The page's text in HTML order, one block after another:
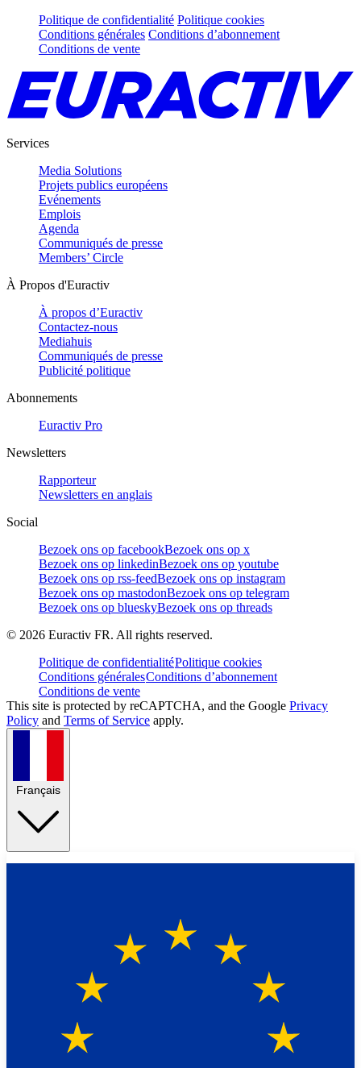
Politique de confidentialité Politique cookies
Conditions générales Conditions d’abonnement
Conditions de vente
Services
Media Solutions
Projets publics européens
Evénements
Emplois
Agenda
Communiqués de presse
Members’ Circle
À Propos d'Euractiv
À propos d’Euractiv
Contactez-nous
Mediahuis
Communiqués de presse
Publicité politique
Abonnements
Euractiv Pro
Newsletters
Rapporteur
Newsletters en anglais
Social
Bezoek ons op facebookBezoek ons op x
Bezoek ons op linkedinBezoek ons op youtube
Bezoek ons op rss-feedBezoek ons op instagram
Bezoek ons op mastodonBezoek ons op telegram
Bezoek ons op blueskyBezoek ons op threads
© 2026 Euractiv FR. All rights reserved.
Politique de confidentialitéPolitique cookies
Conditions généralesConditions d’abonnement
Conditions de vente
This site is protected by reCAPTCHA, and the Google Privacy
Policy and Terms of Service apply.
Français